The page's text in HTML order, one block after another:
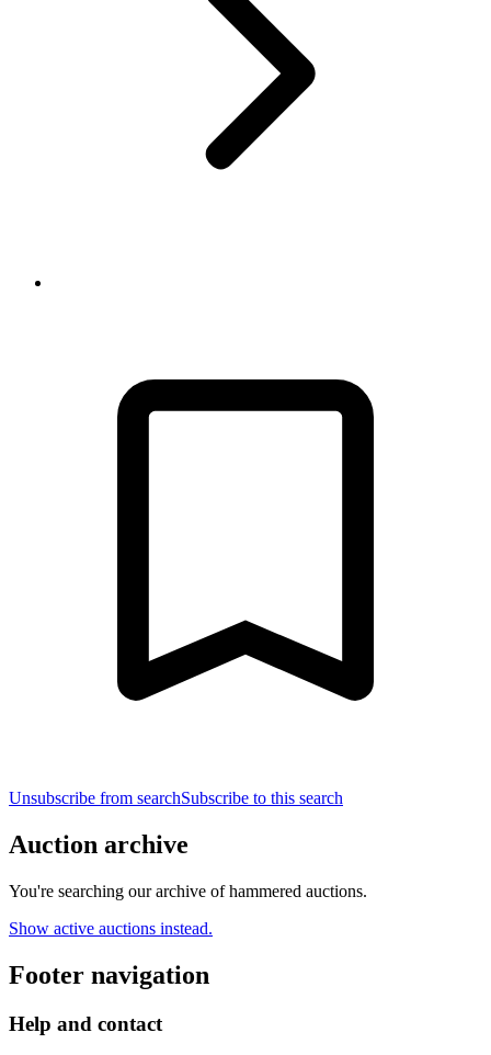
Unsubscribe from searchSubscribe to this search
Auction archive
You're searching our archive of hammered auctions.
Show active auctions instead.
Footer navigation
Help and contact